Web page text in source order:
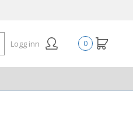
0
Logg inn